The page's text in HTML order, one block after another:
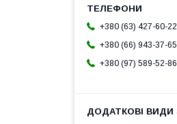
+380 (63) 427-60-22
+380 (66) 943-37-65
+380 (97) 589-52-86